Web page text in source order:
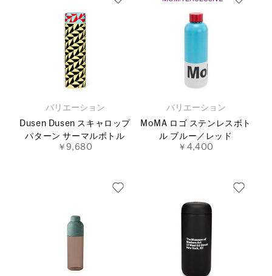
バリエーション
Dusen Dusen スキャロップ
パターン サーマルボトル
￥9,680
バリエーション
MoMA ロゴ ステンレスボト
ル ブルー／レッド
￥4,400